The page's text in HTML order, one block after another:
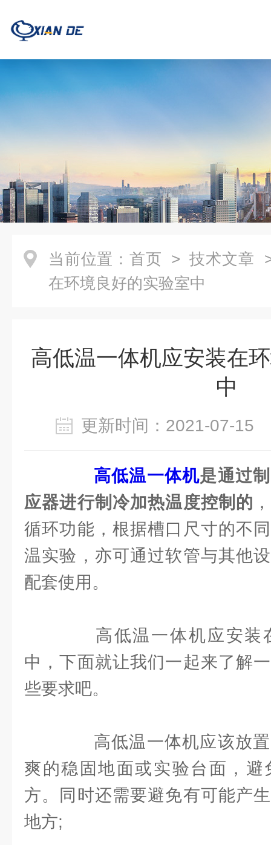
当前位置： 首页 > 技术文章
在环境良好的实验室中
高低温一体机应安装在
中
更新时间：2021-07-
高低温一体机是通过
应器进行制冷加热温度控制的
循环功能，根据槽口尺寸的不
温实验，亦可通过软管与其他
配套使用。
高低温一体机应安装
中，下面就让我们一起来了解
些要求吧。
高低温一体机应该放置
爽的稳固地面或实验台面，
方。同时还需要避免有可能产
地方;